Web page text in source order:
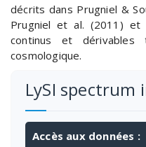
décrits dans Prugniel &
Prugniel et al. (2011) et
continus et
cosmologique.
LySI
Accès aux données :